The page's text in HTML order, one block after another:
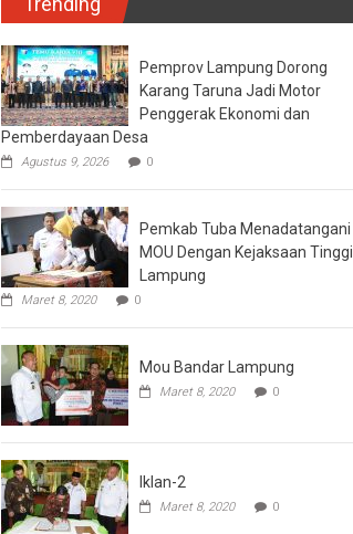
Pemprov Lampung Dorong
Karang Taruna Jadi Motor
Penggerak Ekonomi dan
Pemberdayaan Desa
Agustus 9, 2026 0
Pemkab Tuba Menadatangani
MOU Dengan Kejaksaan Tinggi
Lampung
Maret 8, 2020 0
Mou Bandar Lampung
Maret 8, 2020 0
Iklan-2
Maret 8, 2020 0